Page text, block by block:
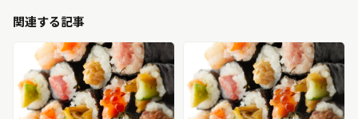
関連する記事